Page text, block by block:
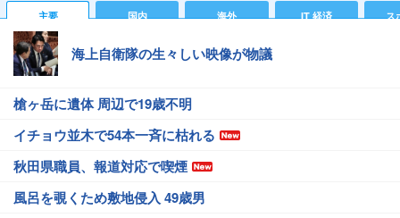
主要 国内 海外 IT 経済 ス
海上自衛隊の生々しい映像が物議
槍ヶ岳に遺体 周辺で19歳不明
イチョウ並木で54本一斉に枯れる
秋田県職員、報道対応で喫煙
風呂を覗くため敷地侵入 49歳男